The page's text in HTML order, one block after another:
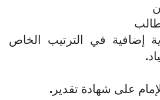
إضافية في الترتيب الخاص
على شهادة تقدير.